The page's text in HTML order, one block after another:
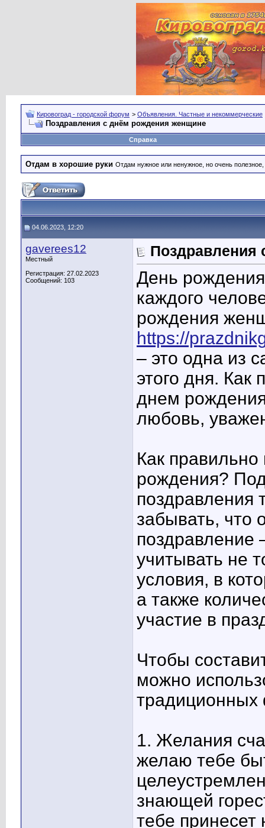
Кировоград - городской форум > Объявления. Частные и некоммерческие
Поздравления с днём рождения женщине
Справка
Отдам в хорошие руки Отдам нужное или ненужное, но очень
04.06.2023, 12:20
gaverees12
Местный
Регистрация: 27.02.2023
Сообщений: 103
Поздравления
День
каждого
рождения
https://
– это одна из
этого дня. Как
днем
любовь,
Как
рождения?
поздравления
забывать, что
поздравление
учитывать не
условия, в
а также
участие в
Чтобы
можно
1. Желания
желаю тебе
знающей
тебе принесет